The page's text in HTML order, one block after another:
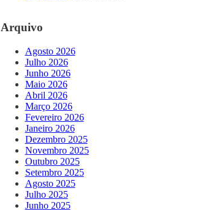
Arquivo
Agosto 2026
Julho 2026
Junho 2026
Maio 2026
Abril 2026
Março 2026
Fevereiro 2026
Janeiro 2026
Dezembro 2025
Novembro 2025
Outubro 2025
Setembro 2025
Agosto 2025
Julho 2025
Junho 2025